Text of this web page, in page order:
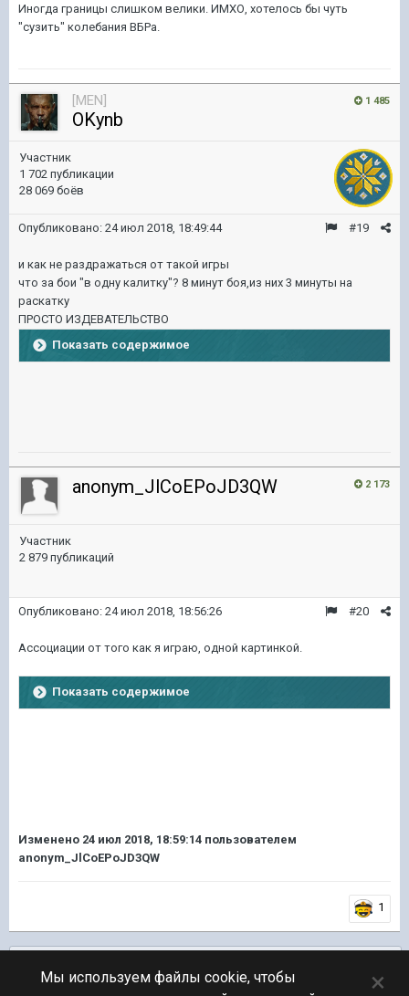
Иногда границы слишком велики. ИМХО, хотелось бы чуть
"сузить" колебания ВБРа.
1 485
[MEN]
OKynb
Участник
1 702 публикации
28 069 боёв
#19
Опубликовано: 24 июл 2018, 18:49:44
и как не раздражаться от такой игры
что за бои "в одну калитку"? 8 минут боя,из них 3 минуты на
раскатку
ПРОСТО ИЗДЕВАТЕЛЬСТВО
Показать содержимое
2 173
anonym_JlCoEPoJD3QW
Участник
2 879 публикаций
#20
Опубликовано: 24 июл 2018, 18:56:26
Ассоциации от того как я играю, одной картинкой.
Показать содержимое
Изменено 24 июл 2018, 18:59:14 пользователем
anonym_JlCoEPoJD3QW
1
Мы используем файлы cookie, чтобы
×